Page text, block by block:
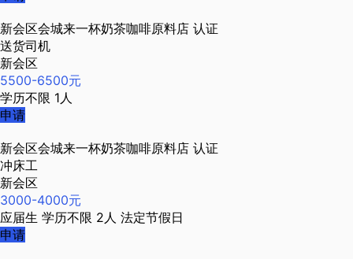
新会区会城来一杯奶茶咖啡原料店 认证
送货司机
新会区
5500-6500元
学历不限 1人
申请
新会区会城来一杯奶茶咖啡原料店 认证
冲床工
新会区
3000-4000元
应届生 学历不限 2人 法定节假日
申请